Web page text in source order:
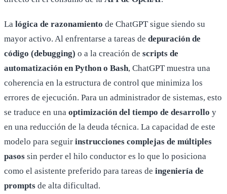
La lógica de razonamiento de ChatGPT sigue siendo su
mayor activo. Al enfrentarse a tareas de depuración de
código (debugging) o a la creación de scripts de
automatización en Python o Bash, ChatGPT muestra una
coherencia en la estructura de control que minimiza los
errores de ejecución. Para un administrador de sistemas, esto
se traduce en una optimización del tiempo de desarrollo y
en una reducción de la deuda técnica. La capacidad de este
modelo para seguir instrucciones complejas de múltiples
pasos sin perder el hilo conductor es lo que lo posiciona
como el asistente preferido para tareas de ingeniería de
prompts de alta dificultad.